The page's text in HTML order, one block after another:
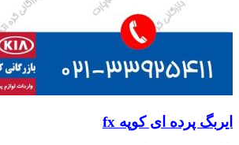
ایربگ پرده ای کوپه fx